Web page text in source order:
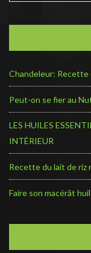
Chandeleur: Recette
Peut-on se fier au
LES HUILES
INTÉRIEUR
Recette du lait de riz
Faire son macérât